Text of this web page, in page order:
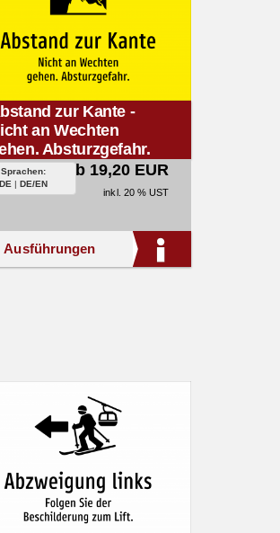
zur Kante -
an Wechten
Absturzgefahr.
Sprachen:
DE | DE/EN
ab 19,20 EUR
inkl. 20 % UST
Ausführungen